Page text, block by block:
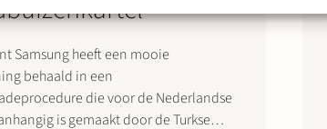
Samsung heeft een mooie
behaald in een
die voor de Nederlandse
is gemaakt door de Turkse